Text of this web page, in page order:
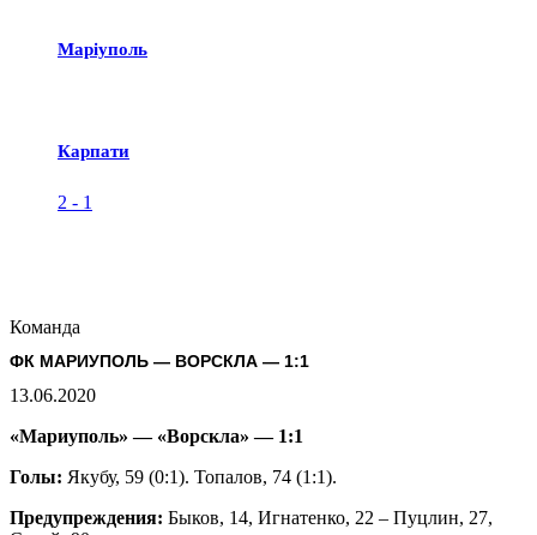
Маріуполь
Карпати
2 - 1
Команда
ФК МАРИУПОЛЬ — ВОРСКЛА — 1:1
13.06.2020
«Мариуполь» — «Ворскла» — 1:1
Голы: Якубу, 59 (0:1). Топалов, 74 (1:1).
Предупреждения: Быков, 14, Игнатенко, 22 – Пуцлин, 27,